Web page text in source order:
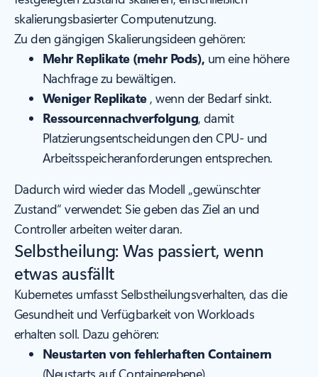
skalierungsbasierter Computenutzung.
Zu den gängigen Skalierungsideen gehören:
Mehr Replikate (mehr Pods), um eine höhere
Nachfrage zu bewältigen.
Weniger Replikate, wenn der Bedarf sinkt.
Ressourcennachverfolgung, damit
Platzierungsentscheidungen den CPU- und
Arbeitsspeicheranforderungen entsprechen.
Dadurch wird wieder das Modell „gewünschter
Zustand“ verwendet: Sie geben das Ziel an und
Controller arbeiten weiter daran.
Selbstheilung: Was passiert, wenn
etwas ausfällt
Kubernetes umfasst Selbstheilungsverhalten, das die
Gesundheit und Verfügbarkeit von Workloads
erhalten soll. Dazu gehören:
Neustarten von fehlerhaften Containern